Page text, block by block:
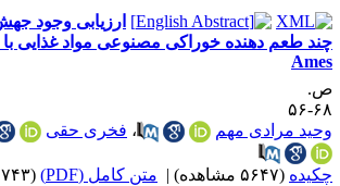
ارزیابی وجود جهش
طعم دهنده خوراکی مصنوعی مواد غذایی با
۵۶
مرادی مهم
،فخری حقی
(۵۶۴۷ مشاهده) | متن کامل (PDF) (۱۷۴۳ دریافت)